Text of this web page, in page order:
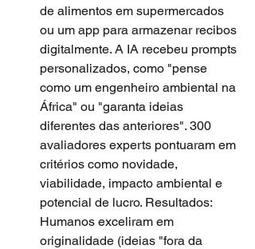
de alimentos em supermercados
ou um app para armazenar recibos
digitalmente. A IA recebeu prompts
personalizados, como "pense
como um engenheiro ambiental na
África" ou "garanta ideias
diferentes das anteriores". 300
avaliadores experts pontuaram em
critérios como novidade,
viabilidade, impacto ambiental e
potencial de lucro. Resultados:
Humanos exceliram em
originalidade (ideias "fora da